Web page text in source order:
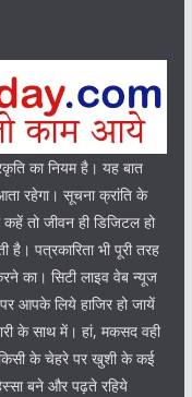
का नियम है। यह बात
रहेगा। सूचना क्रांति के
तो जीवन ही डिजिटल हो
पत्रकारिता भी पूरी तरह
का। सिटी लाइव वेब न्यूज
आपके लिये हाजिर हो जायें
के साथ में। हां, मकसद वही
किसी के चेहरे पर खुशी के कई
बने और पढ़ते रहिये